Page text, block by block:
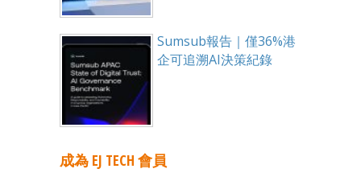
Sumsub報告｜僅36%港
企可追溯AI決策紀錄
成為 EJ TECH 會員